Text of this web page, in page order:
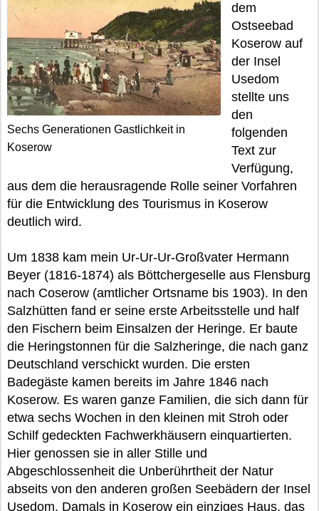
Sechs Generationen Gastlichkeit in
Koserow
dem
Ostseebad
Koserow auf
der Insel
Usedom
stellte uns
den
folgenden
Text zur
Verfügung,
aus dem die herausragende Rolle seiner Vorfahren
für die Entwicklung des Tourismus in Koserow
deutlich wird.
Um 1838 kam mein Ur-Ur-Ur-Großvater Hermann
Beyer (1816-1874) als Böttchergeselle aus Flensburg
nach Coserow (amtlicher Ortsname bis 1903). In den
Salzhütten fand er seine erste Arbeitsstelle und half
den Fischern beim Einsalzen der Heringe. Er baute
die Heringstonnen für die Salzheringe, die nach ganz
Deutschland verschickt wurden. Die ersten
Badegäste kamen bereits im Jahre 1846 nach
Koserow. Es waren ganze Familien, die sich dann für
etwa sechs Wochen in den kleinen mit Stroh oder
Schilf gedeckten Fachwerkhäusern einquartierten.
Hier genossen sie in aller Stille und
Abgeschlossenheit die Unberührtheit der Natur
abseits von den anderen großen Seebädern der Insel
Usedom. Damals in Koserow ein einziges Haus, das